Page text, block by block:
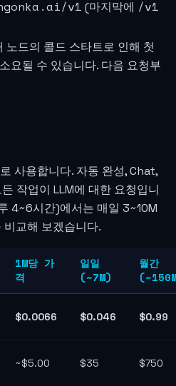
v1 (마지막에 /v1
드의 콜드 스타트로 인해 첫
요될 수 있습니다. 다음 요청부
사용합니다. 자동 완성, Chat,
작업이 LLM에 대한 요청입니
4~6시간)에서는 매일 3~10M
교해 보겠습니다.
1M당 가
격
일일
(~7M)
월간
$0.0066 $0.046 $0.99
~$5.00 $35 $750